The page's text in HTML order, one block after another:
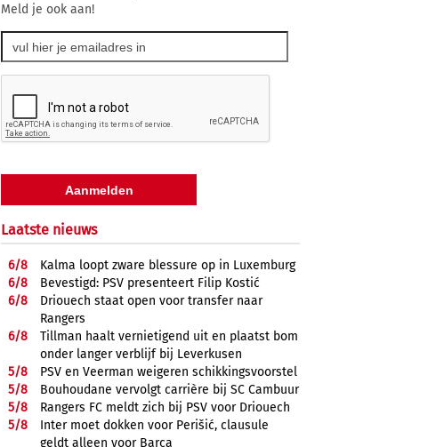
Meld je ook aan!
Laatste nieuws
6/8
Kalma loopt zware blessure op in Luxemburg
6/8
Bevestigd: PSV presenteert Filip Kostić
6/8
Driouech staat open voor transfer naar
Rangers
6/8
Tillman haalt vernietigend uit en plaatst bom
onder langer verblijf bij Leverkusen
5/8
PSV en Veerman weigeren schikkingsvoorstel
5/8
Bouhoudane vervolgt carrière bij SC Cambuur
5/8
Rangers FC meldt zich bij PSV voor Driouech
5/8
Inter moet dokken voor Perišić, clausule
geldt alleen voor Barça